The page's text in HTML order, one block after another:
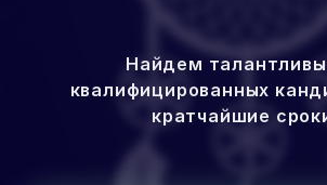
Найдем
квалифицированных
кратчайшие